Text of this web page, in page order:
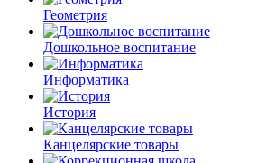
Геометрия
Дошкольное воспитание
Информатика
История
Канцелярские товары